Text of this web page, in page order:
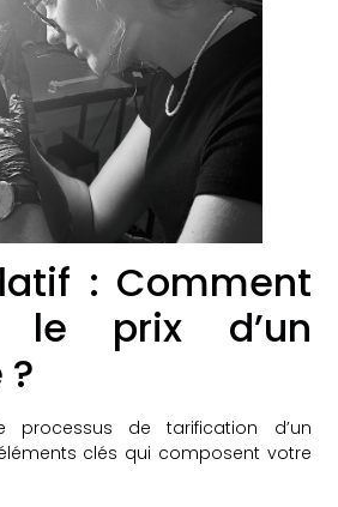
: Comment
prix d’un
processus de tarification d’un
clés qui composent votre